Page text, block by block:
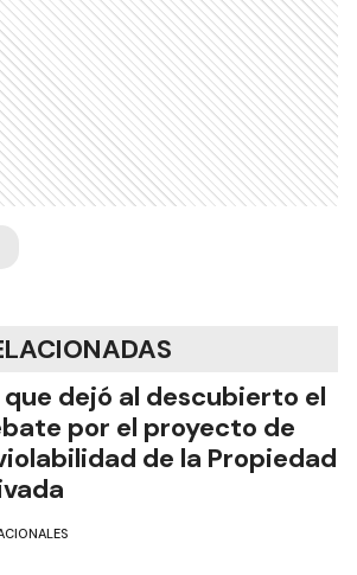
que dejó al descubierto el
por el proyecto de
de la Propiedad